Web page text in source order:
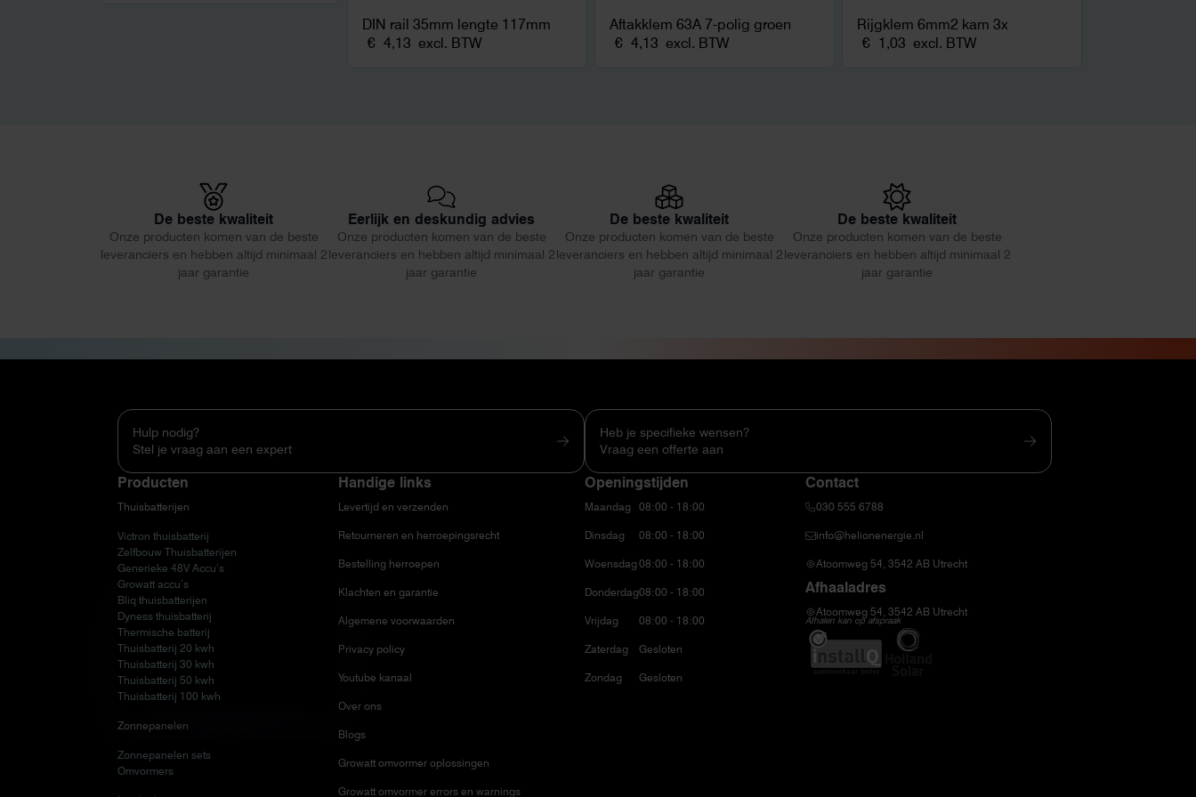
DIN rail 35mm lengte 117mm
€ 4,13 excl. BTW
Aftakklem 63A 7-polig groen
€ 4,13 excl. BTW
Rijgklem 6mm2 kam 3x
€ 1,03 excl. BTW
De beste kwaliteit
Onze producten komen van de beste
leveranciers en hebben altijd minimaal 2
jaar garantie
Eerlijk en deskundig advies
Onze producten komen van de beste
leveranciers en hebben altijd minimaal 2
jaar garantie
De beste kwaliteit
Onze producten komen van de beste
leveranciers en hebben altijd minimaal 2
jaar garantie
De beste kwaliteit
Onze producten komen van de beste
leveranciers en hebben altijd minimaal 2
jaar garantie
Hulp nodig?
Stel je vraag aan een expert
Producten
Thuisbatterijen
Victron thuisbatterij
Zelfbouw Thuisbatterijen
Generieke 48V Accu’s
Growatt accu’s
Bliq thuisbatterijen
Dyness thuisbatterij
Thermische batterij
Thuisbatterij 20 kwh
Thuisbatterij 30 kwh
Thuisbatterij 50 kwh
Thuisbatterij 100 kwh
Zonnepanelen
Zonnepanelen sets
Omvormers
Handige links
Levertijd en verzenden
Retourneren en herroepingsrecht
Bestelling herroepen
Klachten en garantie
Algemene voorwaarden
Privacy policy
Youtube kanaal
Over ons
Blogs
Growatt omvormer oplossingen
Growatt omvormer errors en warnings
Heb je specifieke wensen?
Vraag een offerte aan
Openingstijden
Maandag
Dinsdag
Woensdag
Donderdag
Vrijdag
Zaterdag
Zondag
08:00 - 18:00
08:00 - 18:00
08:00 - 18:00
08:00 - 18:00
08:00 - 18:00
Gesloten
Gesloten
Contact
030 555 6788
info@helionenergie.nl
Atoomweg 54, 3542 AB Utrecht
Afhaaladres
Atoomweg 54, 3542 AB Utrecht
Afhalen kan op afspraak